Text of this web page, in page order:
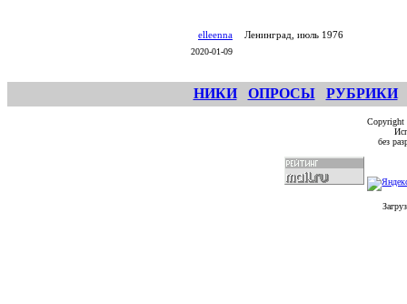
elleenna
2020-01-09
Ленинград, июль 1976
НИКИ ОПРОСЫ РУБРИКИ
без